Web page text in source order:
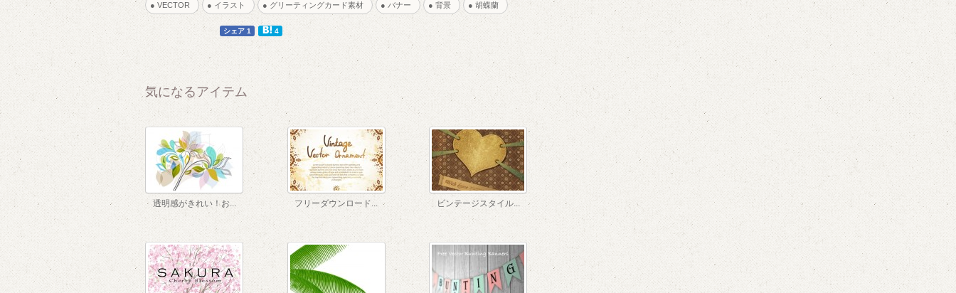
● VECTOR ● イラスト ● グリーティングカード素材 ● バナー ● 背景 ● 胡蝶蘭
シェア 1 4
1
1
気になるアイテム
透明感がきれい！お... フリーダウンロード... ビンテージスタイル...